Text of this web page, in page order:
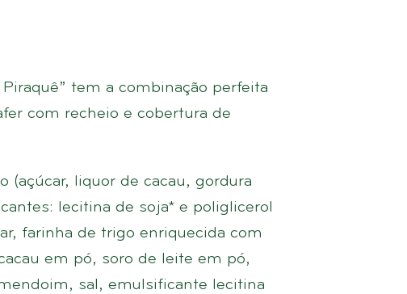
tem a combinação perfeita
com recheio e cobertura de
(açúcar, liquor de cacau, gordura
lecitina de soja* e poliglicerol
farinha de trigo enriquecida com
em pó, soro de leite em pó,
sal, emulsificante lecitina